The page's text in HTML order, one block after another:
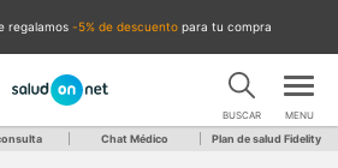
regalamos -5% de descuento para tu compra
BUSCAR MENU
Chat Médico Plan de salud Fidelity